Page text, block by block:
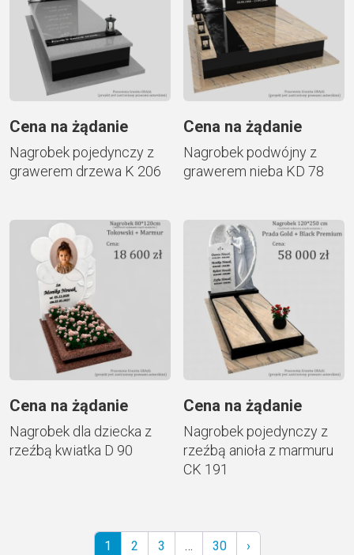
Cena na żądanie
Nagrobek pojedynczy z
grawerem drzewa K 206
Cena na żądanie
Nagrobek podwójny z
grawerem nieba KD 78
Cena na żądanie
Nagrobek dla dziecka z
rzeźbą kwiatka D 90
Cena na żądanie
Nagrobek pojedynczy z
rzeźbą anioła z marmuru
CK 191
1 2 3 … 30 ›